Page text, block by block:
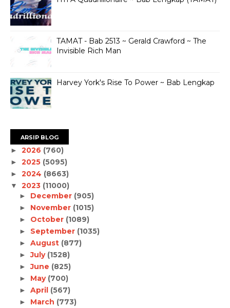
TAMAT - Bab 2513 ~ Gerald Crawford ~ The
Invisible Rich Man
Harvey York's Rise To Power ~ Bab Lengkap
ARSIP BLOG
► 2026 (760)
► 2025 (5095)
► 2024 (8663)
▼ 2023 (11000)
► December (905)
► November (1015)
► October (1089)
► September (1035)
► August (877)
►July (1528)
►June (825)
► May (700)
► April (567)
► March (773)